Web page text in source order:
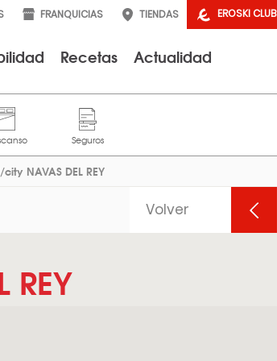
EROSKI CLUB
FRANQUICIAS TIENDAS
Recetas Actualidad
city NAVAS DEL REY
Volver
REY